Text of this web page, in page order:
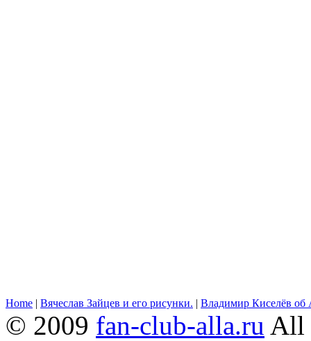
Home | Вячеслав Зайцев и его рисунки. | Владимир Киселёв об
© 2009 fan-club-alla.ru All